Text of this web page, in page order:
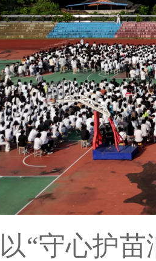
“守心护